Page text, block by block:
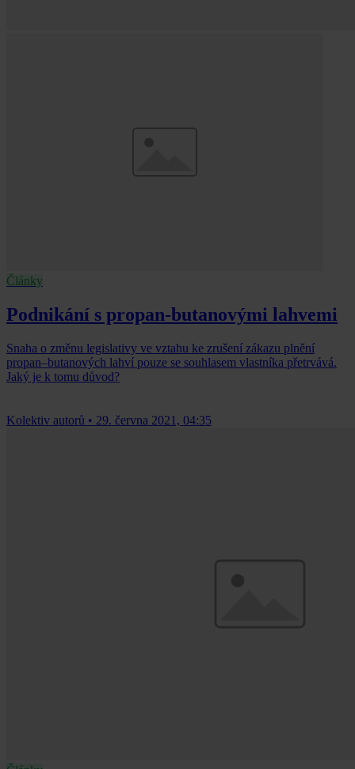
Články
Podnikání s propan-butanovými lahvemi
Snaha o změnu legislativy ve vztahu ke zrušení zákazu plnění
propan–butanových lahví pouze se souhlasem vlastníka přetrvává.
Jaký je k tomu důvod?
Kolektiv autorů • 29. června 2021, 04:35